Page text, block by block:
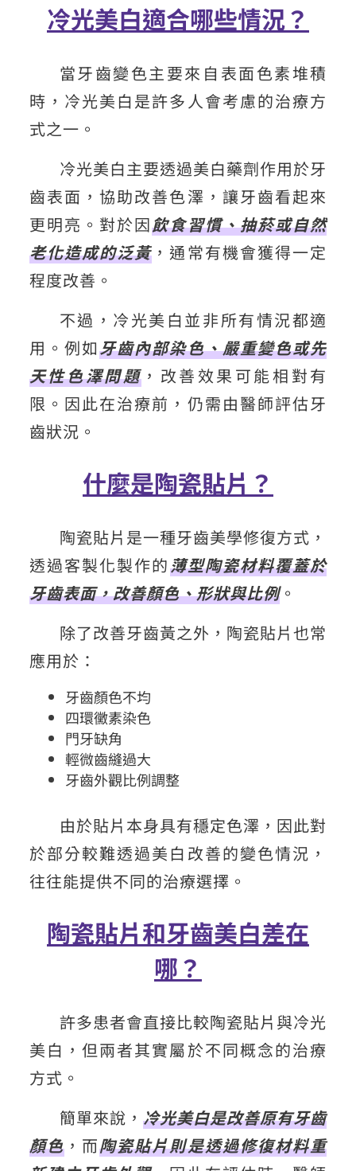
冷光美白適合哪些情況？
當牙齒變色主要來自表面色素堆積
時，冷光美白是許多人會考慮的治療方
式之一。
冷光美白主要透過美白藥劑作用於牙
齒表面，協助改善色澤，讓牙齒看起來
更明亮。對於因飲食習慣、抽菸或自然
老化造成的泛黃 ，通常有機會獲得一定
程度改善。
不過，冷光美白並非所有情況都適
用。例如牙齒內部染色、嚴重變色或先
天性色澤問題 ，改善效果可能相對有
限。因此在治療前，仍需由醫師評估牙
齒狀況。
什麼是陶瓷貼片？
陶瓷貼片是一種牙齒美學修復方式，
透過客製化製作的薄型陶瓷材料覆蓋於
牙齒表面，改善顏色、形狀與比例。
除了改善牙齒黃之外，陶瓷貼片也常
應用於：
牙齒顏色不均
四環黴素染色
門牙缺角
輕微齒縫過大
牙齒外觀比例調整
由於貼片本身具有穩定色澤，因此對
於部分較難透過美白改善的變色情況，
往往能提供不同的治療選擇。
陶瓷貼片和牙齒美白差在
哪？
許多患者會直接比較陶瓷貼片與冷光
美白，但兩者其實屬於不同概念的治療
方式。
簡單來說， 冷光美白是改善原有牙齒
顏色 ，而陶瓷貼片則是透過修復材料重